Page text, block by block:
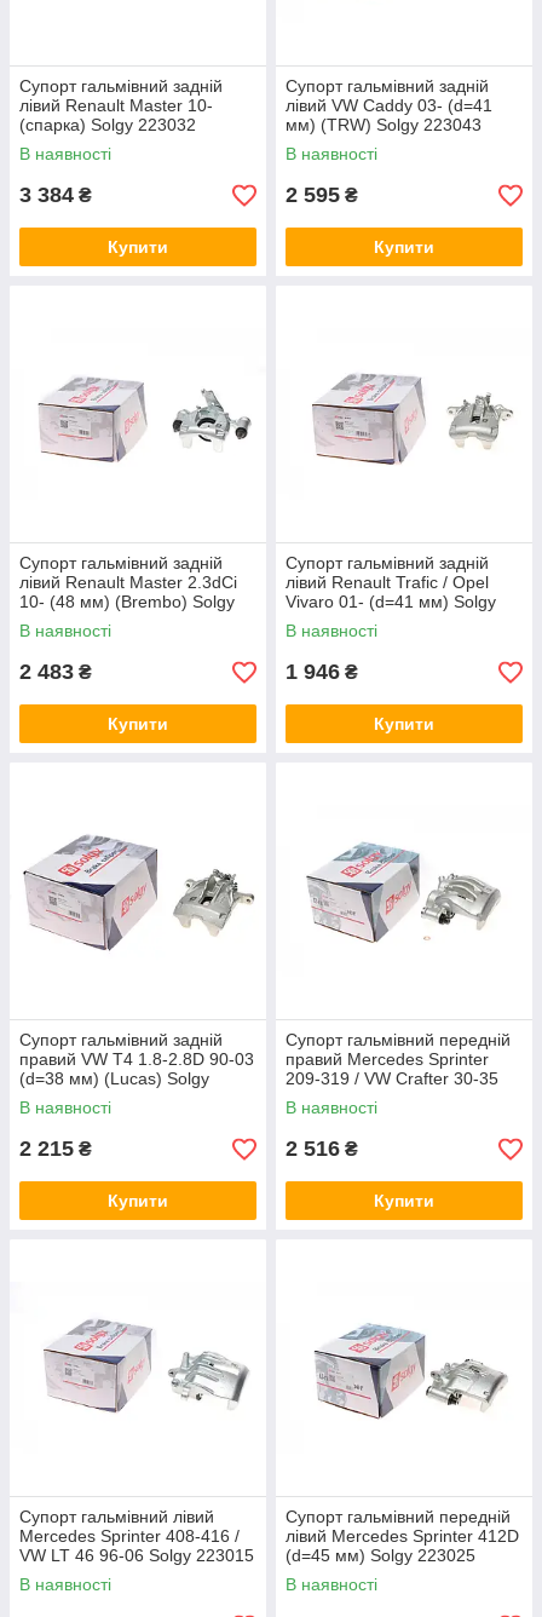
Супорт гальмівний задній
лівий Renault Master 10-
(спарка) Solgy 223032
В наявності
3 384 ₴
Купити
Супорт гальмівний задній
лівий VW Caddy 03- (d=41
мм) (TRW) Solgy 223043
В наявності
2 595 ₴
Купити
Супорт гальмівний задній
лівий Renault Master 2.3dCi
10- (48 мм) (Brembo) Solgy
223041
В наявності
2 483 ₴
Купити
Супорт гальмівний задній
лівий Renault Trafic / Opel
Vivaro 01- (d=41 мм) Solgy
223031
В наявності
1 946 ₴
Купити
Супорт гальмівний задній
правий VW T4 1.8-2.8D 90-03
(d=38 мм) (Lucas) Solgy
223039
В наявності
2 215 ₴
Купити
Супорт гальмівний передній
правий Mercedes Sprinter
209-319 / VW Crafter 30-35
06- (Brembo) Solgy 223024
В наявності
2 516 ₴
Купити
Супорт гальмівний лівий
Mercedes Sprinter 408-416 /
VW LT 46 96-06 Solgy 223015
В наявності
Супорт гальмівний передній
лівий Mercedes Sprinter 412D
(d=45 мм) Solgy 223025
В наявності